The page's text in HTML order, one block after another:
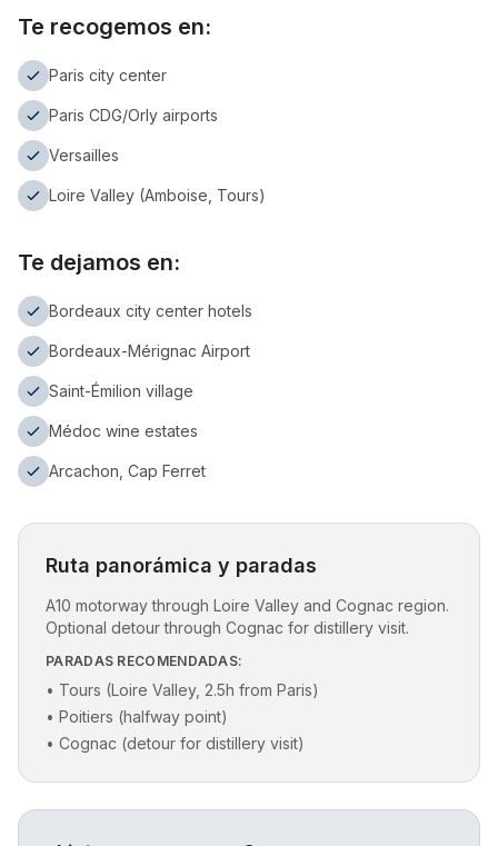
Te recogemos en:
Paris city center
Paris CDG/Orly airports
Versailles
Loire Valley (Amboise, Tours)
Te dejamos en:
Bordeaux city center hotels
Bordeaux-Mérignac Airport
Saint-Émilion village
Médoc wine estates
Arcachon, Cap Ferret
Ruta panorámica y paradas
A10 motorway through Loire Valley and Cognac region.
Optional detour through Cognac for distillery visit.
PARADAS RECOMENDADAS:
• Tours (Loire Valley, 2.5h from Paris)
• Poitiers (halfway point)
• Cognac (detour for distillery visit)